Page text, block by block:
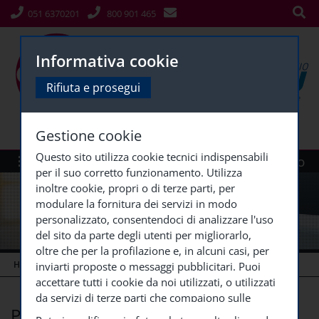
Menù Siti Gruppo
051 6370201 800 901 465
HOME CHI SIAMO POLITICA PER LA ...
Informativa cookie
Rifiuta e prosegui
Gestione cookie
Questo sito utilizza cookie tecnici indispensabili
per il suo corretto funzionamento. Utilizza
inoltre cookie, propri o di terze parti, per
modulare la fornitura dei servizi in modo
personalizzato, consentendoci di analizzare l'uso
del sito da parte degli utenti per migliorarlo,
oltre che per la profilazione e, in alcuni casi, per
inviarti proposte o messaggi pubblicitari. Puoi
accettare tutti i cookie da noi utilizzati, o utilizzati
da servizi di terze parti che compaiono sulle
pagine di questo sito, premendo il pulsante